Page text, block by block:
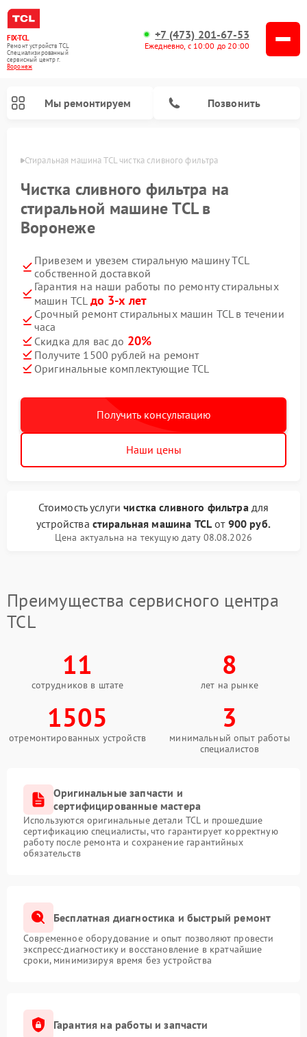
FIX-TCL
Ремонт устройств TCL
Специализированный
cервисный центр г.
Воронеж
+7 (473) 201-67-53
Ежедневно, с 10:00 до 20:00
Мы ремонтируем Позвонить
Стиральная машина TCL чистка сливного фильтра
Чистка сливного фильтра на
стиральной машине TCL в
Воронеже
Привезем и увезем стиральную машину TCL
собственной доставкой
Гарантия на наши работы по ремонту стиральных
машин TCL до 3-х лет
Срочный ремонт стиральных машин TCL в течении
часа
Скидка для вас до 20%
Получите 1500 рублей на ремонт
Оригинальные комплектующие TCL
Получить консультацию
Наши цены
Стоимость услугичистка сливного фильтрадля
устройства стиральная машина TCL от 900 руб.
Цена актуальна на текущую дату 08.08.2026
Преимущества сервисного центра
TCL
11
сотрудников в штате
8
лет на рынке
1505
отремонтированных устройств
3
минимальный опыт работы
специалистов
Оригинальные запчасти и
сертифицированные мастера
Используются оригинальные детали TCL и прошедшие
сертификацию специалисты, что гарантирует корректную
работу после ремонта и сохранение гарантийных
обязательств
Бесплатная диагностика и быстрый ремонт
Современное оборудование и опыт позволяют провести
экспресс-диагностику и восстановление в кратчайшие
сроки, минимизируя время без устройства
Гарантия на работы и запчасти